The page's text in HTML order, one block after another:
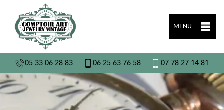
MENU
05 33 06 28 83 06 25 63 76 58 07 78 27 14 81